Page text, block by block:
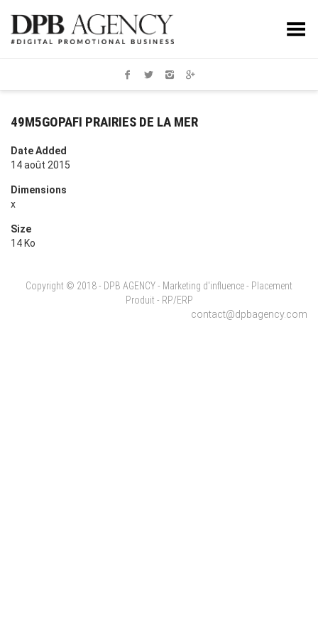
Toggle Menu
49M5GOPAFI PRAIRIES DE LA MER
Date Added
14 août 2015
Dimensions
x
Size
14 Ko
Copyright © 2018 - DPB AGENCY - Marketing d'influence - Placement
Produit - RP/ERP
contact@dpbagency.com